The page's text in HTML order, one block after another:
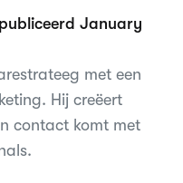
January
met een
Hij creëert
contact komt met